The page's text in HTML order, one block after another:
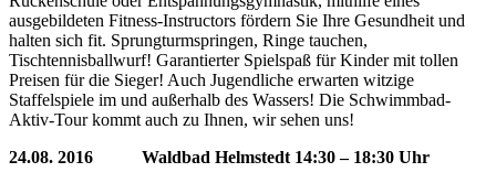
ausgebildeten Fitness-Instructors fördern Sie Ihre Gesundheit und
halten sich fit. Sprungturmspringen, Ringe tauchen,
Tischtennisballwurf! Garantierter Spielspaß für Kinder mit tollen
Preisen für die Sieger! Auch Jugendliche erwarten witzige
Staffelspiele im und außerhalb des Wassers! Die Schwimmbad-
Aktiv-Tour kommt auch zu Ihnen, wir sehen uns!
24.08. 2016 Waldbad Helmstedt 14:30 – 18:30 Uhr